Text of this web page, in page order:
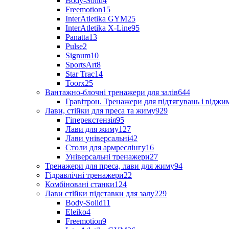
Freemotion15
InterAtletika GYM25
InterAtletika X-Line95
Panatta13
Pulse2
Signum10
SportsArt8
Star Trac14
Toorx25
Вантажно-блочні тренажери для залів644
Гравітрон. Тренажери для підтягувань і
Лави, стійки для преса та жиму929
Гіперекстензія95
Лави для жиму127
Лави універсальні42
Столи для армреслінгу16
Універсальні тренажери27
Тренажери для преса, лави для жиму94
Гідравлічні тренажери22
Комбіновані станки124
Лави стійки підставки для залу229
Body-Solid11
Eleiko4
Freemotion9